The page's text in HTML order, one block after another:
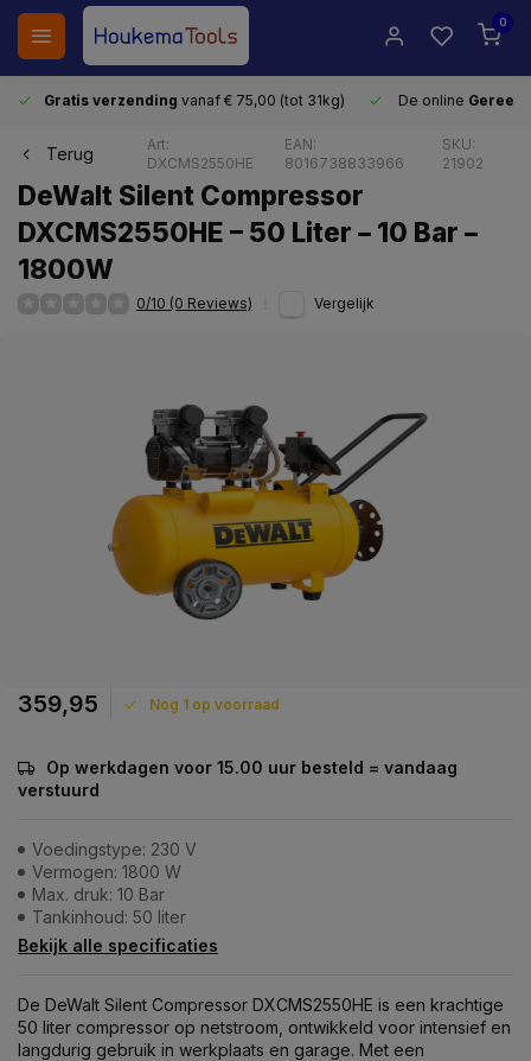
0
Gratis verzending vanaf € 75,00 (tot 31kg) De online
Terug
Art:
DXCMS2550HE
EAN:
8016738833966
SKU:
21902
DeWalt Silent Compressor
DXCMS2550HE – 50 Liter – 10 Bar –
1800W
0/10 (0 Reviews) Vergelijk
359,95 Nog 1 op voorraad
Op werkdagen voor 15.00 uur besteld = vandaag
verstuurd
Voedingstype: 230 V
Vermogen: 1800 W
Max. druk: 10 Bar
Tankinhoud: 50 liter
Bekijk alle specificaties
De DeWalt Silent Compressor DXCMS2550HE is een krachtige
50 liter compressor op netstroom, ontwikkeld voor intensief en
langdurig gebruik in werkplaats en garage. Met een